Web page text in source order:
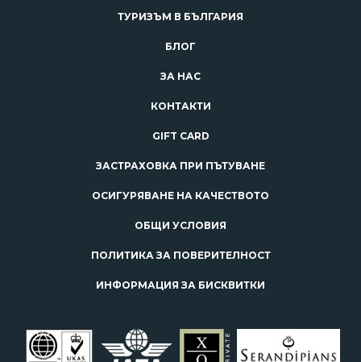
ТУРИЗЪМ В БЪЛГАРИЯ
БЛОГ
ЗА НАС
КОНТАКТИ
GIFT CARD
ЗАСТРАХОВКА ПРИ ПЪТУВАНЕ
ОСИГУРЯВАНЕ НА КАЧЕСТВОТО
ОБЩИ УСЛОВИЯ
ПОЛИТИКА ЗА ПОВЕРИТЕЛНОСТ
ИНФОРМАЦИЯ ЗА БИСКВИТКИ